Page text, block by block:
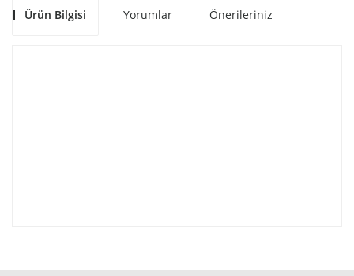
Ürün Bilgisi Yorumlar Önerileriniz